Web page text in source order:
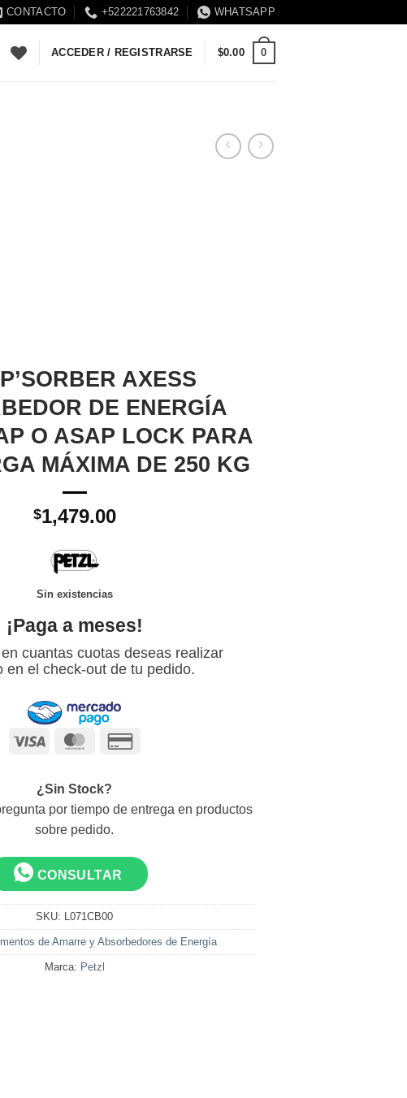
CONTACTO +522221763842 WHATSAPP
ACCEDER / REGISTRARSE $0.00 0
AXESS
DE ENERGÍA
O ASAP LOCK PARA
MÁXIMA DE 250 KG
$1,479.00
Sin existencias
¡Paga a meses!
cuantas cuotas deseas realizar
en el check-out de tu pedido.
Visa MasterCard
¿Sin Stock?
por tiempo de entrega en productos
sobre pedido.
CONSULTAR
SKU: L071CB00
de Amarre y Absorbedores de Energía
Marca: Petzl